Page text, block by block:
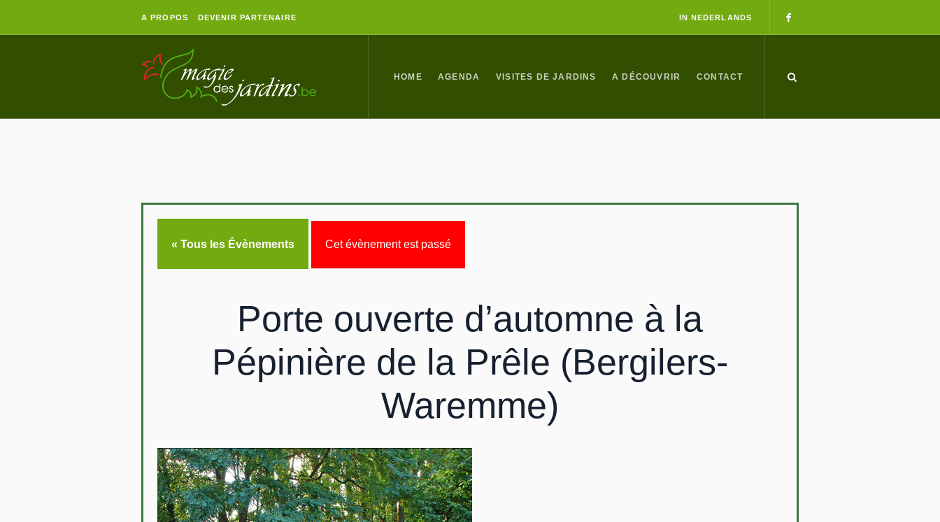
A PROPOS DEVENIR PARTENAIRE IN NEDERLANDS
HOME AGENDA VISITES DE JARDINS A DÉCOUVRIR CONTACT
« Tous les Évènements Cet évènement est passé
Porte ouverte d’automne à la
Pépinière de la Prêle (Bergilers-
Waremme)